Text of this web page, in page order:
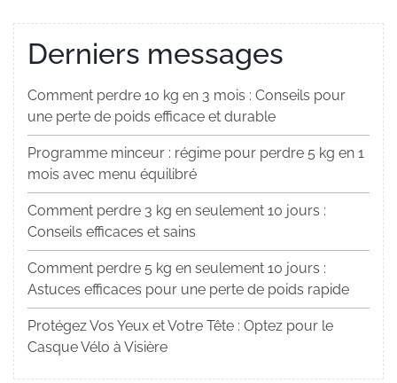
Derniers messages
Comment perdre 10 kg en 3 mois : Conseils pour
une perte de poids efficace et durable
Programme minceur : régime pour perdre 5 kg en 1
mois avec menu équilibré
Comment perdre 3 kg en seulement 10 jours :
Conseils efficaces et sains
Comment perdre 5 kg en seulement 10 jours :
Astuces efficaces pour une perte de poids rapide
Protégez Vos Yeux et Votre Tête : Optez pour le
Casque Vélo à Visière